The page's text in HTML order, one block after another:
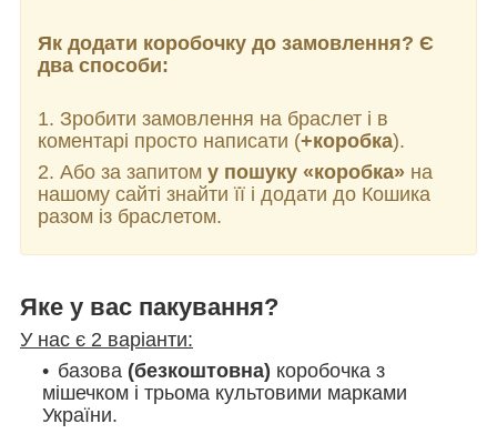
Як додати коробочку до замовлення? Є
два способи:
1. Зробити замовлення на браслет і в
коментарі просто написати (+коробка).
2. Або за запитом у пошуку «коробка» на
нашому сайті знайти її і додати до Кошика
разом із браслетом.
Яке у вас пакування?
У нас є 2 варіанти:
базова (безкоштовна) коробочка з
мішечком і трьома культовими марками
України.